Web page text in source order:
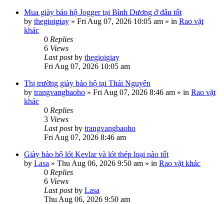
Mua giày bảo hộ Jogger tại Bình Dương ở đâu tốt
by thegioigiay » Fri Aug 07, 2026 10:05 am » in Rao vặt
khác
0 Replies
6 Views
Last postby thegioigiay
Fri Aug 07, 2026 10:05 am
Thị trường giày bảo hộ tại Thái Nguyên
by trangvangbaoho » Fri Aug 07, 2026 8:46 am » in Rao vặt
khác
0 Replies
3 Views
Last postby trangvangbaoho
Fri Aug 07, 2026 8:46 am
Giày bảo hộ lót Kevlar và lót thép loại nào tốt
by Lasa » Thu Aug 06, 2026 9:50 am » in Rao vặt khác
0 Replies
6 Views
Last postby Lasa
Thu Aug 06, 2026 9:50 am